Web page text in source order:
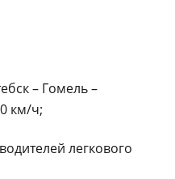
– Гомель –
км/ч;
легкового